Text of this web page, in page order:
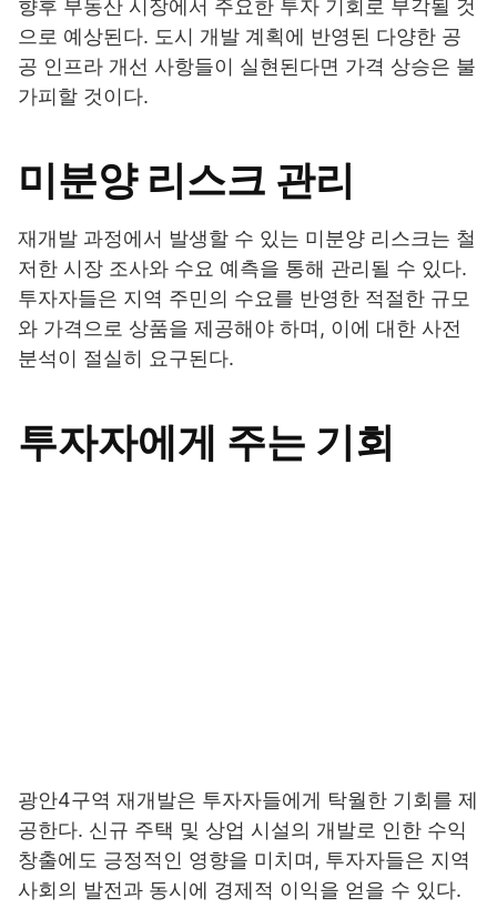
향후 부동산 시장에서 주요한 투자 기회로 부각될 것
으로 예상된다. 도시 개발 계획에 반영된 다양한 공
공 인프라 개선 사항들이 실현된다면 가격 상승은 불
가피할 것이다.
미분양 리스크 관리
재개발 과정에서 발생할 수 있는 미분양 리스크는 철
저한 시장 조사와 수요 예측을 통해 관리될 수 있다.
투자자들은 지역 주민의 수요를 반영한 적절한 규모
와 가격으로 상품을 제공해야 하며, 이에 대한 사전
분석이 절실히 요구된다.
투자자에게 주는 기회
광안4구역 재개발은 투자자들에게 탁월한 기회를 제
공한다. 신규 주택 및 상업 시설의 개발로 인한 수익
창출에도 긍정적인 영향을 미치며, 투자자들은 지역
사회의 발전과 동시에 경제적 이익을 얻을 수 있다.